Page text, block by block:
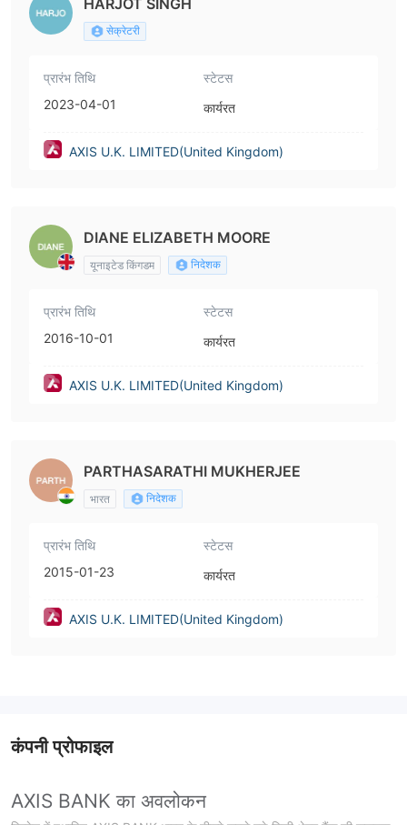
HARJOT SINGH
सेक्रेटरी
प्रारंभ तिथि
2023-04-01
स्टेटस
कार्यरत
AXIS U.K. LIMITED(United Kingdom)
DIANE ELIZABETH MOORE
यूनाइटेड किंगडम निदेशक
प्रारंभ तिथि
2016-10-01
स्टेटस
कार्यरत
AXIS U.K. LIMITED(United Kingdom)
PARTHASARATHI MUKHERJEE
भारत निदेशक
प्रारंभ तिथि
2015-01-23
स्टेटस
कार्यरत
AXIS U.K. LIMITED(United Kingdom)
कंपनी प्रोफाइल
AXIS BANK का अवलोकन